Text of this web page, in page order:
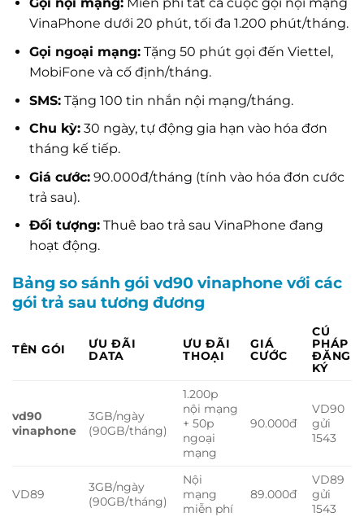
Gọi nội mạng:Miễn phí tất cả cuộc gọi nội mạng
VinaPhone dưới 20 phút, tối đa 1.200 phút/tháng.
Gọi ngoại mạng:Tặng 50 phút gọi đến Viettel,
MobiFone và cố định/tháng.
SMS:Tặng 100 tin nhắn nội mạng/tháng.
Chu kỳ:30 ngày, tự động gia hạn vào hóa đơn
tháng kế tiếp.
Giá cước:90.000đ/tháng (tính vào hóa đơn cước
trả sau).
Đối tượng:Thuê bao trả sau VinaPhone đang
hoạt động.
Bảng so sánh gói vd90 vinaphone với các
gói trả sau tương đương
TÊN GÓI
ƯU ĐÃI
DATA
ƯU ĐÃI
THOẠI
GIÁ
CƯỚC
CÚ
PHÁP
ĐĂNG
KÝ
vd90
vinaphone
3GB/ngày
(90GB/tháng)
1.200p
nội mạng
+ 50p
ngoại
mạng
90.000đ
VD90
gửi
1543
VD89
3GB/ngày
(90GB/tháng)
Nội
mạng
miễn phí
89.000đ
VD89
gửi
1543